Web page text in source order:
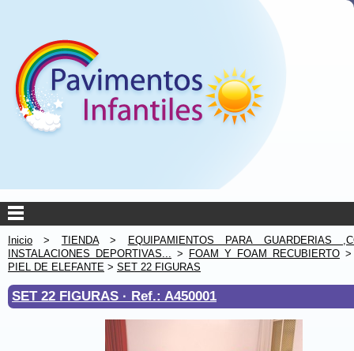
Inicio > TIENDA>
EQUIPAMIENTOS PARA GUARDERIAS
INSTALACIONES DEPORTIVAS... > FOAM Y FOAM RECUBIERTO
PIEL DE ELEFANTE > SET 22 FIGURAS
SET 22 FIGURAS · Ref.: A450001